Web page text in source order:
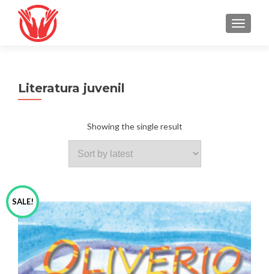
Literatura juvenil
Showing the single result
SALE!